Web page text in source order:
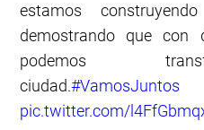
estamos
demostrando que con
podemos
ciudad.#VamosJuntos
pic.twitter.com/